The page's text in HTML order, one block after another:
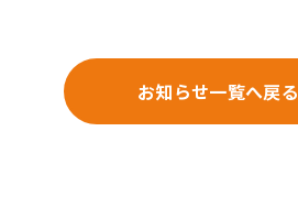
お知らせ一覧へ戻る